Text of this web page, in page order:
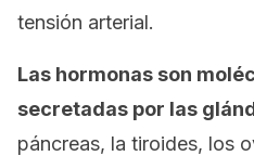
tensión arterial.
Las hormonas son
secretadas por las
páncreas, la tiroides, los